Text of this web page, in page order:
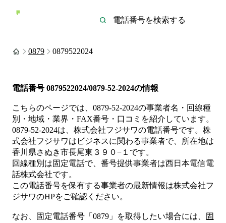
0879 0879522024
電話番号 0879522024/0879-52-2024の情報
こちらのページでは、 0879-52-2024の事業者名・回線種
別・地域・業界・FAX番号・口コミを紹介しています。
0879-52-2024は、 株式会社フジサワの電話番号です。 株
式会社フジサワは ビジネスに関わる事業者で、所在地は
香川県さぬき市長尾東３９０−１ です。
回線種別は固定電話で、番号提供事業者は西日本電信電
話株式会社です。
この電話番号を保有する事業者の最新情報は株式会社フ
ジサワのHPをご確認ください。
なお、固定電話番号「 0879 」を取得したい場合には、
固